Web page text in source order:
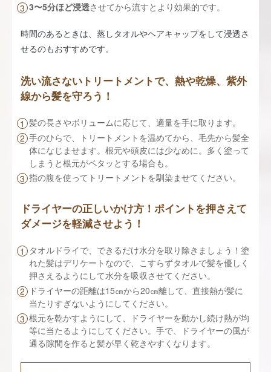
3〜5分ほど浸透させてから流すとより効果的です。
時間のあるときは、蒸しタオルやヘアキャップをして浸透さ
せるのもおすすめです。
洗い流さないトリートメントで、熱や乾燥、紫外
線から髪を守ろう！
髪の長さやボリュームに応じて、適量を手に取ります。
手のひらで、トリートメントを温めてから、毛先から髪全
体になじませます。根元や頭皮には少なめに。多く塗って
しまうと根元がペタッとする場合も。
指の腹を使ってトリートメントを馴染ませてください。
ドライヤーの正しいかけ方！ポイントを押さえて
ダメージを軽減させよう！
タオルドライで、できるだけ水分を取り除きましょう！塗
れた髪はデリケートなので、こすらずタオルで髪を優しく
押さえるようにして水分を吸収させてください。
ドライヤーの距離は15㎝から20㎝離して、直接熱が髪に
当たりすぎないようにしてください。
根元を乾かすようにして、ドライヤーを動かし続け熱が均
等に当たるようにしてください。手で、ドライヤーの風が
通る隙間を作ると髪が早く乾きやすくなります。